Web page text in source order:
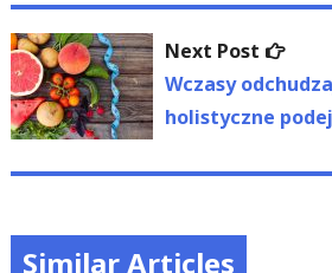
Next Post
Next
Wczasy
holistyczne
Similar Articles